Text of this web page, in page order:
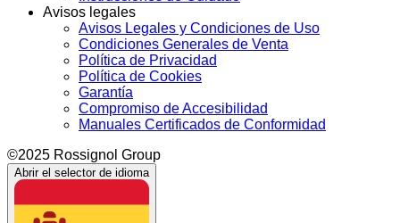
Avisos legales
Avisos Legales y Condiciones de Uso
Condiciones Generales de Venta
Política de Privacidad
Política de Cookies
Garantía
Compromiso de Accesibilidad
Manuales Certificados de Conformidad
©2025 Rossignol Group
Abrir el selector de idioma